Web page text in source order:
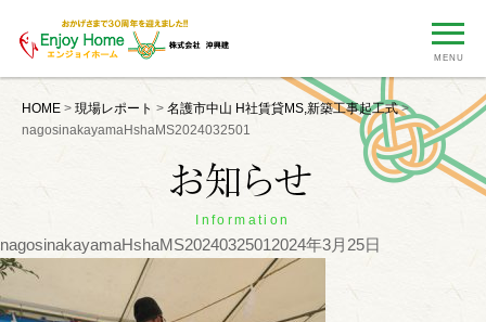
MENU
HOME > 現場レポート > 名護市中山 H社賃貸MS,新築工事起工式>
nagosinakayamaHshaMS2024032501
Information
nagosinakayamaHshaMS20240325012024年3月25日